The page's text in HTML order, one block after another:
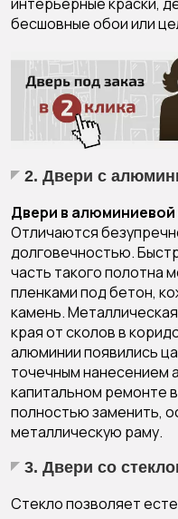
бесшовные обои или
2. Двери с
Двери в
Отличаются
долговечностью.
часть такого полотна
пленками под бетон,
камень.
края от сколов в
алюминии появились
точечным нанесением
капитальном ремонте
полностью заменить,
металлическую раму.
3. Двери со
Стекло позволяет